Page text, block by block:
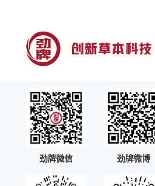
劲牌微信 劲牌微博